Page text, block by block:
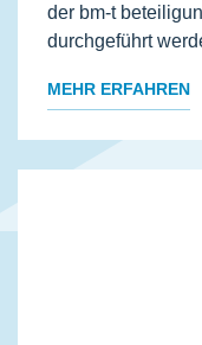
der bm-t
durchgeführt
MEHR ERFAHREN